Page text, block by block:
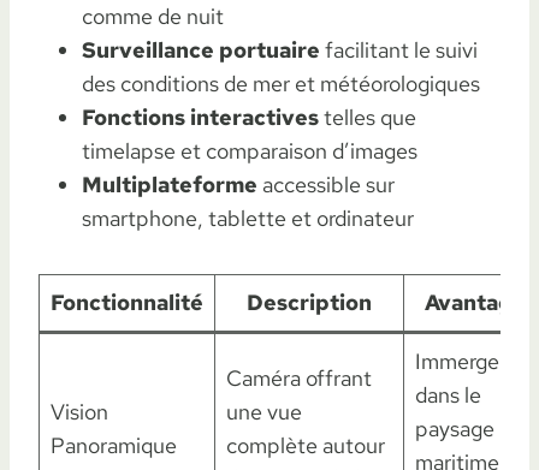
comme de nuit
Surveillance portuaire facilitant le suivi
des conditions de mer et météorologiques
Fonctions interactivestelles que
timelapse et comparaison d’images
Multiplateforme accessible sur
smartphone, tablette et ordinateur
Fonctionnalité Description Avantages
Vision
Panoramique
Caméra offrant
une vue
complète autour
Immerge
dans le
paysage
maritime